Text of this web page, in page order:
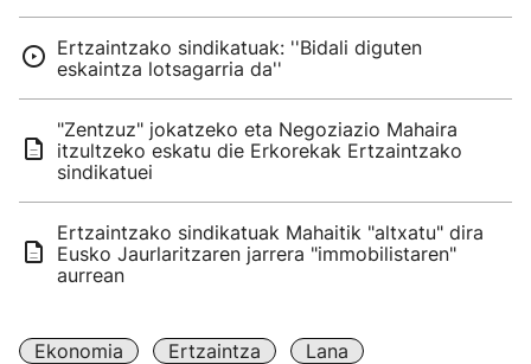
Ertzaintzako sindikatuak: ''Bidali diguten
eskaintza lotsagarria da''
"Zentzuz" jokatzeko eta Negoziazio Mahaira
itzultzeko eskatu die Erkorekak Ertzaintzako
sindikatuei
Ertzaintzako sindikatuak Mahaitik "altxatu" dira
Eusko Jaurlaritzaren jarrera "immobilistaren"
aurrean
Ekonomia Ertzaintza
Lana